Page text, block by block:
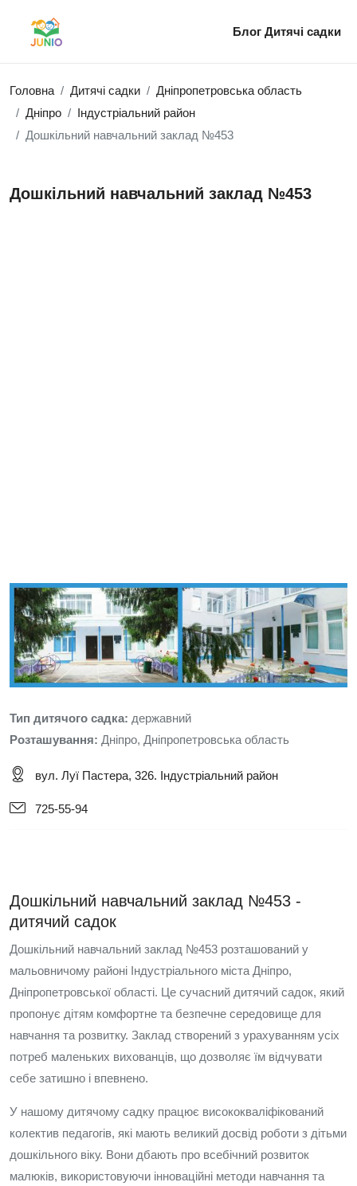
Блог Дитячі садки
Головна Дитячі садки
Дніпропетровська область
Дніпро
Індустріальний район
Дошкільний навчальний заклад №453
Дошкільний навчальний заклад №453
Тип дитячого садка: державний
Розташування: Дніпро, Дніпропетровська область
вул. Луї Пастера, 326. Індустріальний район
725-55-94
Дошкільний навчальний заклад №453 -
дитячий садок
Дошкільний навчальний заклад №453 розташований у
мальовничому районі Індустріального міста Дніпро,
Дніпропетровської області. Це сучасний дитячий садок, який
пропонує дітям комфортне та безпечне середовище для
навчання та розвитку. Заклад створений з урахуванням усіх
потреб маленьких вихованців, що дозволяє їм відчувати
себе затишно і впевнено.
У нашому дитячому садку працює висококваліфікований
колектив педагогів, які мають великий досвід роботи з дітьми
дошкільного віку. Вони дбають про всебічний розвиток
малюків, використовуючи інноваційні методи навчання та